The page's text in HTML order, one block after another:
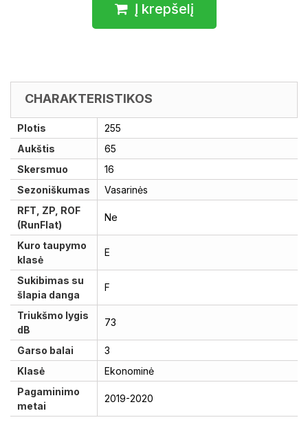
Į krepšelį
CHARAKTERISTIKOS
Plotis
255
Aukštis
65
Skersmuo
16
Sezoniškumas
Vasarinės
RFT, ZP, ROF
(RunFlat)
Ne
Kuro taupymo
klasė
E
Sukibimas su
šlapia danga
F
Triukšmo lygis
dB
73
Garso balai
3
Klasė
Ekonominė
Pagaminimo
metai
2019-2020